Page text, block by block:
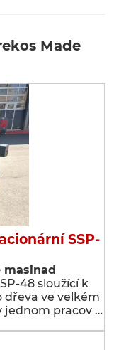
Made
SSP-
masinad
48 sloužící k
dřeva ve velkém
jednom pracov …